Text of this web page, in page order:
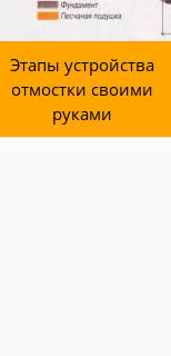
Этапы устройства
отмостки своими
руками